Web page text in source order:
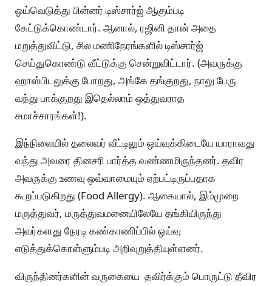
ஓய்வெடுத்து பின்னர் டிஸ்சார்ஜ் ஆகும்படி
கேட்டுக்கொண்டார். ஆனால், ரஜினி தான் அதை
மறுத்துவிட்டு, சில மணிநேரங்களில் டிஸ்சார்ஜ்
செய்துகொண்டு வீட்டுக்கு சென்றுவிட்டார். (அவருக்கு
ஹாஸ்பிடலுக்கு போறது, அங்கே தங்குறது, நாலு பேரு
வந்து பாக்குறது இதெல்லாம் ஒத்துவராத
சமாச்சாரங்கள்!).
இந்நிலையில் தலைவர் வீட்டிலும் ஒய்வுக்கிடையே யாராவது
வந்து அவரை தினசரி பார்த்த வண்ணமிருந்தனர். தவிர
அவருக்கு உணவு ஒவ்வாமையும் ஏற்பட்டிருப்பதாக
கூறப்படுகிறது (Food Allergy). ஆகையால், இம்முறை
மருத்துவர், மருத்துவமனையிலேயே தங்கியிருந்து
அவர்களது நேரடி கண்காணிப்பில் ஒய்வு
எடுத்துக்கொள்ளும்படி அறிவுறுத்தியுள்ளனர்.
விருந்தினர்களின் வருகையை தவிர்க்கும் பொருட்டு தீவிர